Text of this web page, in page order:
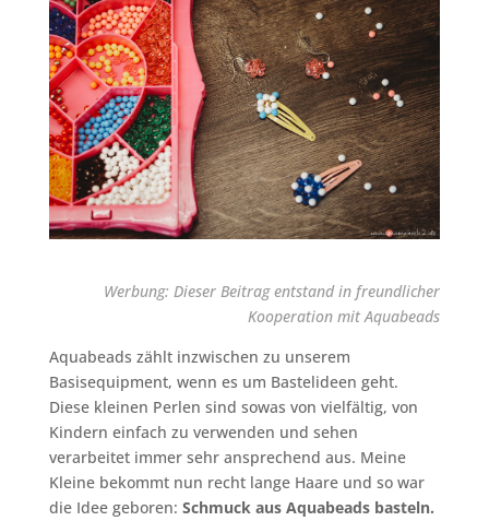
Werbung: Dieser Beitrag entstand in freundlicher
Kooperation mit Aquabeads
Aquabeads zählt inzwischen zu unserem
Basisequipment, wenn es um Bastelideen geht.
Diese kleinen Perlen sind sowas von vielfältig, von
Kindern einfach zu verwenden und sehen
verarbeitet immer sehr ansprechend aus. Meine
Kleine bekommt nun recht lange Haare und so war
die Idee geboren: Schmuck aus Aquabeads basteln.